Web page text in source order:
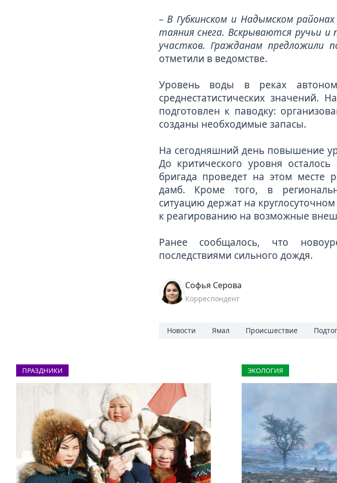
– В Губкинском и Надымском
таяния снега. Вскрываются ручьи
участков. Гражданам предложили
отметили в ведомстве.
Уровень воды в реках
среднестатистических
подготовлен к паводку:
созданы необходимые запасы.
На сегодняшний день повышение
До критического уровня
бригада проведет на этом месте
дамб. Кроме того, в
ситуацию держат на
к реагированию на возможные
Ранее сообщалось, что
последствиями сильного дождя.
Софья Серова
Корреспондент
Новости Ямал Происшествие
ПРАЗДНИКИ ЭКОЛОГИЯ